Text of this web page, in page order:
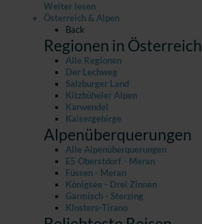
Weiter lesen
Österreich & Alpen
Back
Regionen in Österreich
Alle Regionen
Der Lechweg
Salzburger Land
Kitzbüheler Alpen
Karwendel
Kaisergebirge
Alpenüberquerungen
Alle Alpenüberquerungen
E5 Oberstdorf - Meran
Füssen - Meran
Königsee - Drei Zinnen
Garmisch - Sterzing
Klosters-Tirano